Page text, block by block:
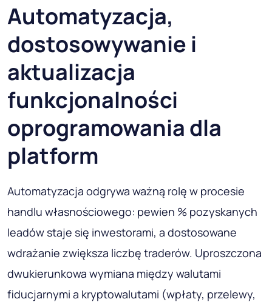
Automatyzacja,
dostosowywanie i
aktualizacja
funkcjonalności
oprogramowania dla
platform
Automatyzacja odgrywa ważną rolę w procesie
handlu własnościowego: pewien % pozyskanych
leadów staje się inwestorami, a dostosowane
wdrażanie zwiększa liczbę traderów. Uproszczona
dwukierunkowa wymiana między walutami
fiducjarnymi a kryptowalutami (wpłaty, przelewy,